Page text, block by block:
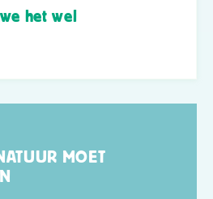
het wel
MOET